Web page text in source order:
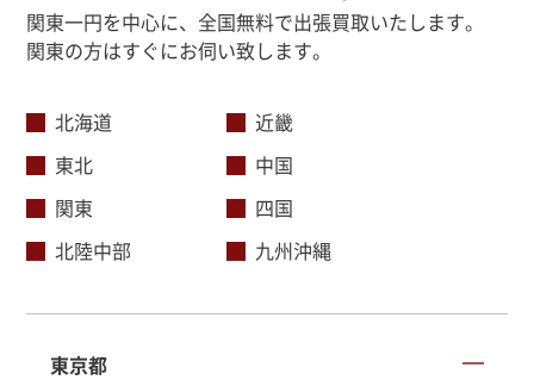
関東一円を中心に、全国無料で出張買取いたします。
関東の方はすぐにお伺い致します。
北海道
東北
関東
北陸中部
近畿
中国
四国
九州沖縄
東京都